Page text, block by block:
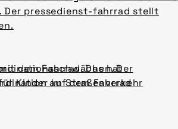
pressedienst-fahrrad stellt
dem Fahrrad. Das hat
Kinder im Straßenverkehr
Der
auf dem Fahrrad